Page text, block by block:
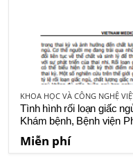
KHOA HỌC VÀ CÔNG NGHỆ
Tình hình rối loạn giấc
Khám bệnh, Bệnh viện
2023
Miễn phí